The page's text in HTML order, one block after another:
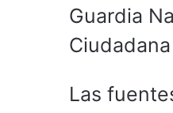
Guardia
Las